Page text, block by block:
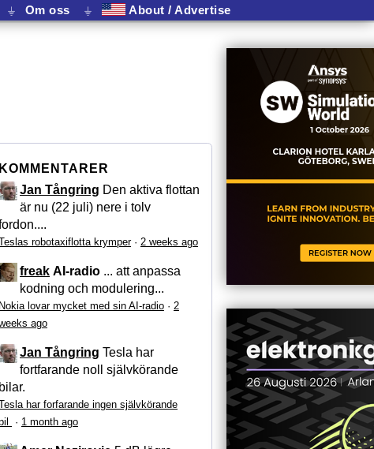
⏚ Om oss ⏚ About / Advertise
KOMMENTARER
Jan Tångring Den aktiva flottan
är nu (22 juli) nere i tolv
robotaxiflotta krymper· 2 weeks ago
freak AI-radio ... att anpassa
kodning och modulering...
Nokia lovar mycket med sin AI-radio · 2
ago
Jan Tångring Tesla har
fortfarande noll självkörande
bilar.
har forfarande ingen självkörande
bil
· 1 month ago